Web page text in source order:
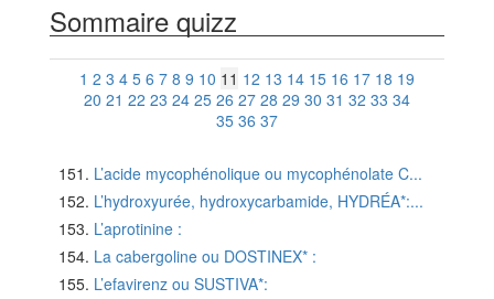
Sommaire quizz
1 2 3 4 5 6 7 8 9 10 11 12 13 14 15 16 17 18 19
20 21 22 23 24 25 26 27 28 29 30 31 32 33 34
35 36 37
L’acide mycophénolique ou mycophénolate C...
L’hydroxyurée, hydroxycarbamide, HYDRÉA*:...
L’aprotinine :
La cabergoline ou DOSTINEX* :
L’efavirenz ou SUSTIVA*: